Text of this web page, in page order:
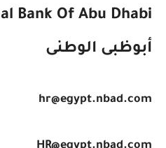
أبوظبى الوطنى
hr@egypt.nbad.com